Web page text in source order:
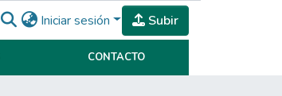
Iniciar sesión Subir
CONTACTO